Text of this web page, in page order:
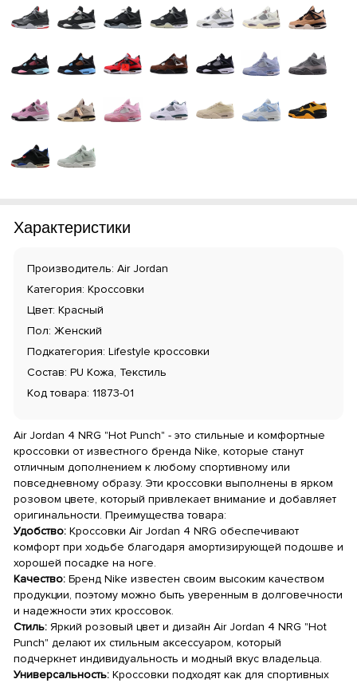
Характеристики
Производитель: Air Jordan
Категория: Кроссовки
Цвет: Красный
Пол: Женский
Подкатегория: Lifestyle кроссовки
Состав: PU Кожа, Текстиль
Код товара: 11873-01
Air Jordan 4 NRG "Hot Punch" - это стильные и комфортные
кроссовки от известного бренда Nike, которые станут
отличным дополнением к любому спортивному или
повседневному образу. Эти кроссовки выполнены в ярком
розовом цвете, который привлекает внимание и добавляет
оригинальности. Преимущества товара:
Удобство: Кроссовки Air Jordan 4 NRG обеспечивают
комфорт при ходьбе благодаря амортизирующей подошве и
хорошей посадке на ноге.
Качество: Бренд Nike известен своим высоким качеством
продукции, поэтому можно быть уверенным в долговечности
и надежности этих кроссовок.
Стиль: Яркий розовый цвет и дизайн Air Jordan 4 NRG "Hot
Punch" делают их стильным аксессуаром, который
подчеркнет индивидуальность и модный вкус владельца.
Универсальность: Кроссовки подходят как для спортивных